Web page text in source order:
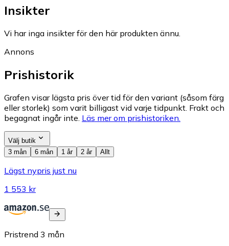
Insikter
Vi har inga insikter för den här produkten ännu.
Annons
Prishistorik
Grafen visar lägsta pris över tid för den variant (såsom färg
eller storlek) som varit billigast vid varje tidpunkt. Frakt och
begagnat ingår inte. Läs mer om prishistoriken.
Välj butik
3 mån
6 mån 1 år 2 år Allt
Lägst nypris just nu
1 553 kr
Pristrend 3 mån